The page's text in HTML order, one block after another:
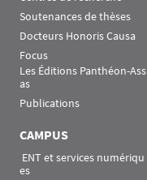
Soutenances de thèses
Docteurs Honoris Causa
Focus
Les Éditions Panthéon-Ass
as
Publications
CAMPUS
es